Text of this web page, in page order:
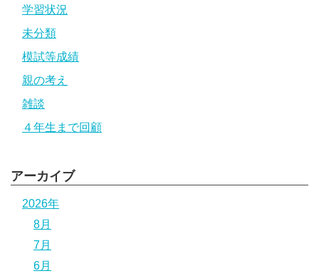
学習状況
未分類
模試等成績
親の考え
雑談
４年生まで回顧
アーカイブ
2026年
8月
7月
6月